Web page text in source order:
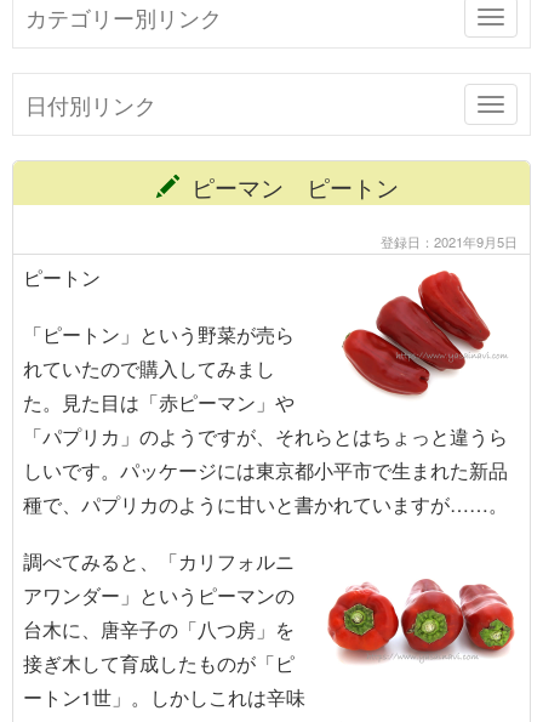
カテゴリー別リンク
日付別リンク
ピーマン ピートン
登録日：2021年9月5日
ピートン
「ピートン」という野菜が売ら
れていたので購入してみまし
た。見た目は「赤ピーマン」や
「パプリカ」のようですが、それらとはちょっと違うら
しいです。パッケージには東京都小平市で生まれた新品
種で、パプリカのように甘いと書かれていますが……。
調べてみると、「カリフォルニ
アワンダー」というピーマンの
台木に、唐辛子の「八つ房」を
接ぎ木して育成したものが「ピ
ートン1世」。しかしこれは辛味